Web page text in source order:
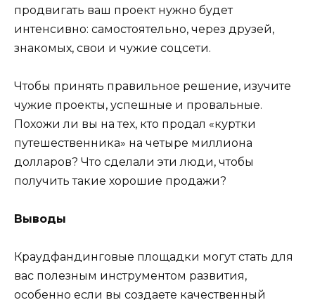
продвигать ваш проект нужно будет
интенсивно: самостоятельно, через друзей,
знакомых, свои и чужие соцсети.
Чтобы принять правильное решение, изучите
чужие проекты, успешные и провальные.
Похожи ли вы на тех, кто продал «куртки
путешественника» на четыре миллиона
долларов? Что сделали эти люди, чтобы
получить такие хорошие продажи?
Выводы
Краудфандинговые площадки могут стать для
вас полезным инструментом развития,
особенно если вы создаете качественный